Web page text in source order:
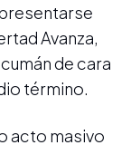
Avanza,
de cara
término.
acto masivo